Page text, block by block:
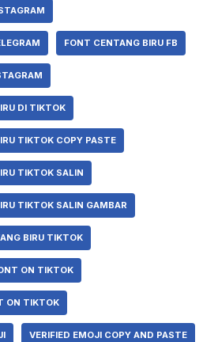
FONT CENTANG BIRU FB
DI TIKTOK
TIKTOK COPY PASTE
TIKTOK SALIN
TIKTOK SALIN GAMBAR
BIRU TIKTOK
ON TIKTOK
ON TIKTOK
VERIFIED EMOJI COPY AND PASTE